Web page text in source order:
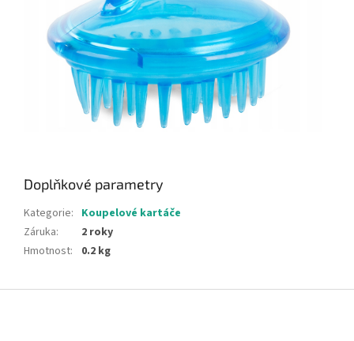
Doplňkové parametry
Kategorie: Koupelové kartáče
Záruka:
2 roky
Hmotnost: 0.2 kg